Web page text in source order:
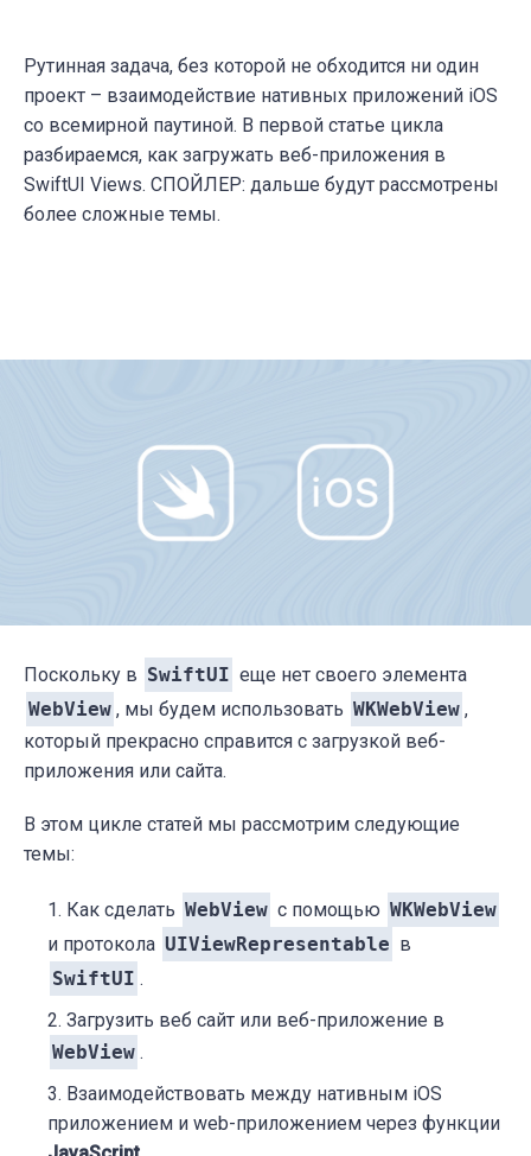
Рутинная задача, без которой не обходится ни один
проект – взаимодействие нативных приложений iOS
со всемирной паутиной. В первой статье цикла
разбираемся, как загружать веб-приложения в
SwiftUI Views. СПОЙЛЕР: дальше будут рассмотрены
более сложные темы.
Поскольку в SwiftUI еще нет своего элемента
WebView , мы будем использовать WKWebView ,
который прекрасно справится с загрузкой веб-
приложения или сайта.
В этом цикле статей мы рассмотрим следующие
темы:
Как сделать WebView с помощью WKWebView
и протокола UIViewRepresentable в
SwiftUI .
Загрузить веб сайт или веб-приложение в
WebView .
Взаимодействовать между нативным iOS
приложением и web-приложением через функции